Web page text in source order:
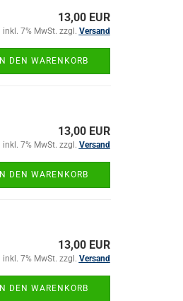
13,00 EUR
inkl. 7% MwSt. zzgl. Versand
IN DEN WARENKORB
13,00 EUR
inkl. 7% MwSt. zzgl. Versand
IN DEN WARENKORB
13,00 EUR
inkl. 7% MwSt. zzgl. Versand
IN DEN WARENKORB